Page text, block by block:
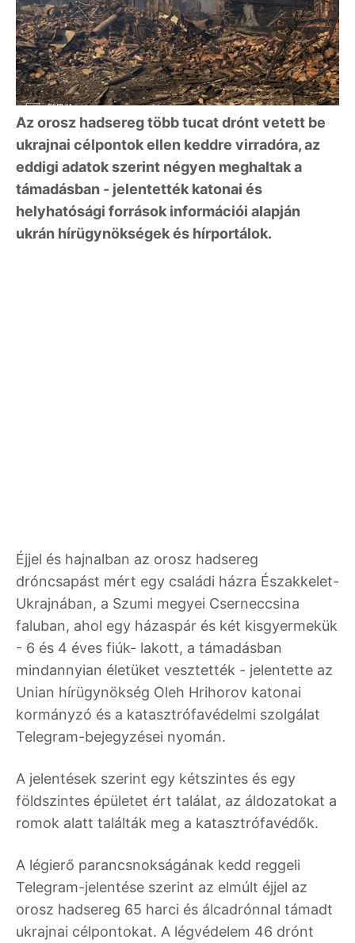
Az orosz hadsereg több tucat drónt vetett be
ukrajnai célpontok ellen keddre virradóra, az
eddigi adatok szerint négyen meghaltak a
támadásban - jelentették katonai és
helyhatósági források információi alapján
ukrán hírügynökségek és hírportálok.
Éjjel és hajnalban az orosz hadsereg
dróncsapást mért egy családi házra Északkelet-
Ukrajnában, a Szumi megyei Cserneccsina
faluban, ahol egy házaspár és két kisgyermekük
- 6 és 4 éves fiúk- lakott, a támadásban
mindannyian életüket vesztették - jelentette az
Unian hírügynökség Oleh Hrihorov katonai
kormányzó és a katasztrófavédelmi szolgálat
Telegram-bejegyzései nyomán.
A jelentések szerint egy kétszintes és egy
földszintes épületet ért találat, az áldozatokat a
romok alatt találták meg a katasztrófavédők.
A légierő parancsnokságának kedd reggeli
Telegram-jelentése szerint az elmúlt éjjel az
orosz hadsereg 65 harci és álcadrónnal támadt
ukrajnai célpontokat. A légvédelem 46 drónt